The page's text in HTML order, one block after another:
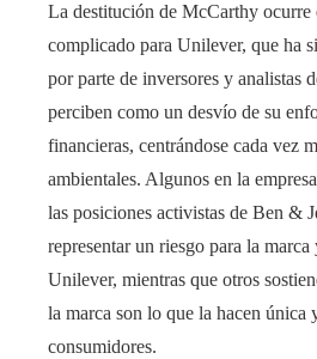
La destitución de McCarthy ocurre
complicado para Unilever, que ha
por parte de inversores y analistas
perciben como un desvío de su
financieras, centrándose cada vez
ambientales. Algunos en la
las posiciones activistas de Ben &
representar un riesgo para la
Unilever, mientras que otros
la marca son lo que la hacen única
consumidores.